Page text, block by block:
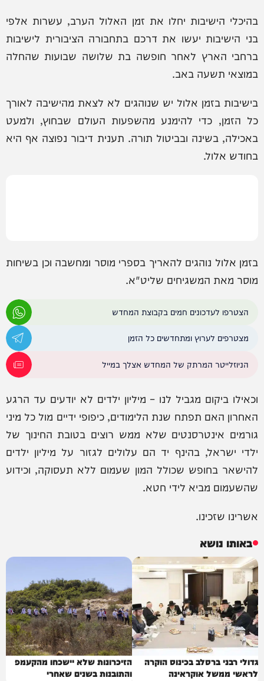
בהיכלי הישיבות יחלו את זמן האלול הערב, עשרות אלפי
בני הישיבות יעשו את דרכם בתחבורה הציבורית לישיבות
ברחבי הארץ לאחר חופשה בת שלושה שבועות שהחלה
במוצאי תשעה באב.
בישיבות בזמן אלול יש שנוהגים לא לצאת מהישיבה לאורך
כל הזמן, כדי להימנע מהשפעות העולם שבחוץ, ולמעט
באכילה, בשינה ובביטול תורה. תענית דיבור נפוצה אף היא
בחודש אלול.
בזמן אלול נוהגים להאריך בספרי מוסר ומחשבה וכן בשיחות
מוסר מאת המשגיחים שליט"א.
הצטרפו לעדכונים חמים בקבוצת המחדש
מצטרפים לערוץ ומתחדשים כל הזמן
הניוזלייטר המרתק של המחדש אצלך במייל
וכאילו ביקום מגביל לנו – מיליון ילדים לא יודעים עד הרגע
האחרון האם תפתח שנת הלימודים, כיפופי ידיים מול כל מיני
גורמים אינטרסנטים שלא ממש רוצים בטובת החינוך של
ילדי ישראל, בהינף יד הם עלולים לגזור על מיליון ילדים
להישאר בחופש שכולל המון שעמום ללא תעסוקה, וכידוע
שהשעמום מביא לידי חטא.
אשרינו שזכינו.
באותו נושא
גדולי רבני ברסלב בכינוס הוקרה
לראשי ממשל אוקראינה
הזיכרונות שלא יישכחו מהקעמפ
והתובנות בשנים שאחרי